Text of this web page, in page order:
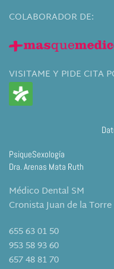
COLABORADOR DE:
VISITAME Y PIDE CITA
PsiqueSexología
Dra. Arenas Mata Ruth
Médico Dental SM
Cronista Juan de la
655 63 01 50
953 58 93 60
657 48 81 70